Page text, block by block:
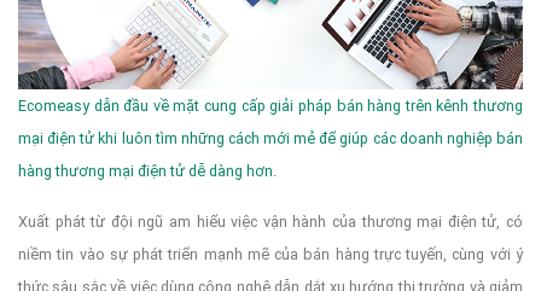
Ecomeasy dẫn đầu về mặt cung cấp giải pháp bán hàng trên kênh thương
mại điện tử khi luôn tìm những cách mới mẻ để giúp các doanh nghiệp bán
hàng thương mại điện tử dễ dàng hơn.
Xuất phát từ đội ngũ am hiểu việc vận hành của thương mại điện tử, có
niềm tin vào sự phát triển mạnh mẽ của bán hàng trực tuyến, cùng với ý
thức sâu sắc về việc dùng công nghệ dẫn dắt xu hướng thị trường và giảm